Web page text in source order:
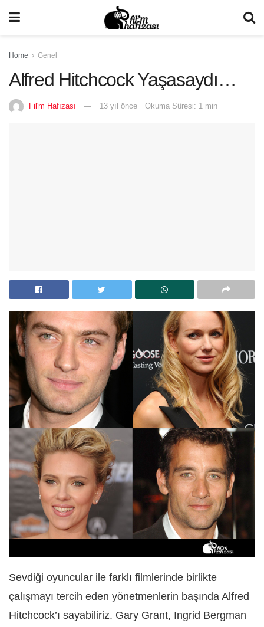
Home Genel
Alfred Hitchcock Yaşasaydı…
Fil'm Hafızası 13 yıl önce Okuma Süresi: 1 min
Sevdiği oyuncular ile farklı filmlerinde birlikte
çalışmayı tercih eden yönetmenlerin başında Alfred
Hitchcock’ı sayabiliriz. Gary Grant, Ingrid Bergman